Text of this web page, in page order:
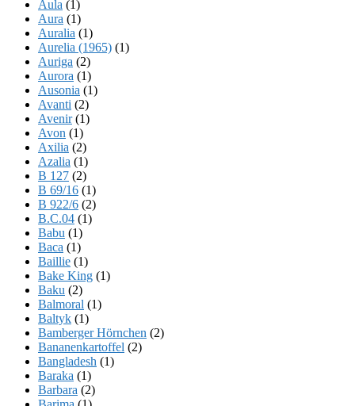
Aula (1)
Aura (1)
Auralia (1)
Aurelia (1965) (1)
Auriga (2)
Aurora (1)
Ausonia (1)
Avanti (2)
Avenir(1)
Avon (1)
Axilia (2)
Azalia (1)
B 127 (2)
B 69/16 (1)
B 922/6 (2)
B.C.04 (1)
Babu (1)
Baca (1)
Baillie (1)
Bake King (1)
Baku (2)
Balmoral (1)
Baltyk (1)
Bamberger Hörnchen (2)
Bananenkartoffel (2)
Bangladesh (1)
Baraka (1)
Barbara (2)